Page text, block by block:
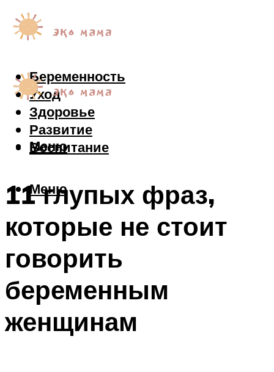
Беременность
Уход
Здоровье
Развитие
Воспитание
Меню
Меню
11 глупых фраз,
которые не стоит
говорить
беременным
женщинам